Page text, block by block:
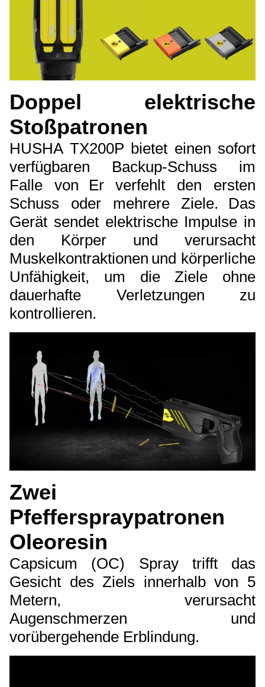
Doppel elektrische
Stoßpatronen
HUSHA TX200P bietet einen sofort
verfügbaren Backup-Schuss im
Falle von
Er verfehlt den ersten
Schuss oder mehrere Ziele.
Das
Gerät sendet elektrische Impulse in
den Körper und verursacht
Muskelkontraktionen und körperliche
Unfähigkeit, um die Ziele ohne
dauerhafte Verletzungen zu
kontrollieren.
Zwei
Pfefferspraypatronen
Oleoresin
Capsicum (OC) Spray trifft das
Gesicht des Ziels innerhalb von 5
Metern, verursacht
Augenschmerzen und
vorübergehende Erblindung.